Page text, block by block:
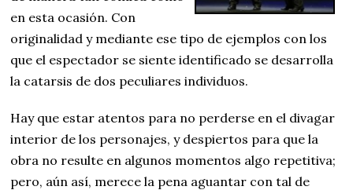
en esta ocasión. Con
originalidad y mediante ese tipo de ejemplos con los
que el espectador se siente identificado se desarrolla
la catarsis de dos peculiares individuos.
Hay que estar atentos para no perderse en el divagar
interior de los personajes, y despiertos para que la
obra no resulte en algunos momentos algo repetitiva;
pero, aún así, merece la pena aguantar con tal de